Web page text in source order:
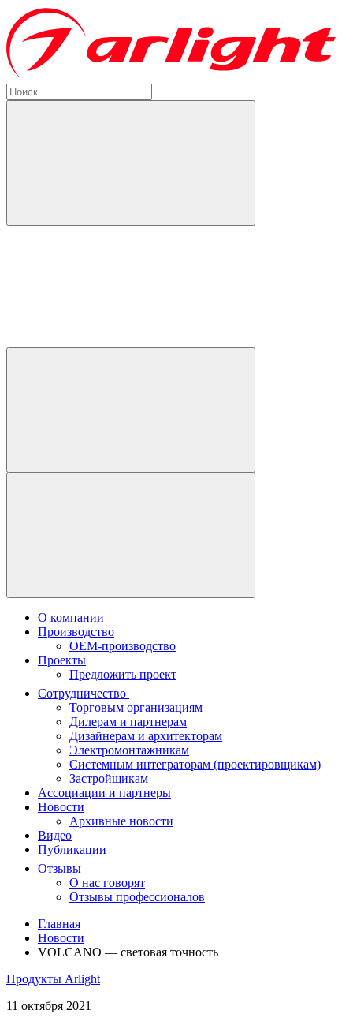
О компании
Производство
OEM-производство
Проекты
Предложить проект
Сотрудничество
Торговым организациям
Дилерам и партнерам
Дизайнерам и архитекторам
Электромонтажникам
Системным интеграторам (проектировщикам)
Застройщикам
Ассоциации и партнеры
Новости
Архивные новости
Видео
Публикации
Отзывы
О нас говорят
Отзывы профессионалов
Главная
Новости
VOLCANO — световая точность
Продукты Arlight
11 октября 2021